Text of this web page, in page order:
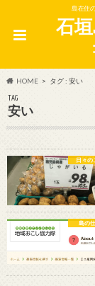
島在住
石
HOME タグ : 安い
TAG
安い
日々の
島の